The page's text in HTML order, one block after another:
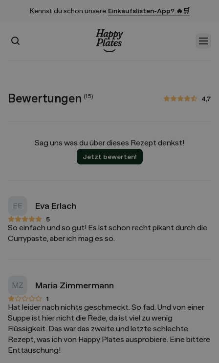
Kennst du schon unsere Einkaufslisten-App? 🔥🛒
Suchen
Bewertungen (15) 4,7
4,7 von 5 Sternen
Sag uns was du über dieses Rezept denkst!
Jetzt bewerten!
EE Eva Erlach
5
5 von 5 Sternen
So einfach und so gut! Es ist schon recht pikant durch die
Currypaste, aber ich mag es so.
MZ Maria Zimmermann
1
1 von 5 Sternen
Hat leider nach nichts geschmeckt. So fad. Und von einer
Suppe ist hier nicht die Rede, da ist viel zu wenig
Flüssigkeit. Das war das zweite und letzte schlechte
Rezept, was ich von Happy Plates ausprobiere. Eine bittere
Enttäuschung!